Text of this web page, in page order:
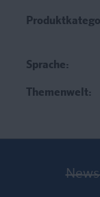
Sprache:
Themenwelt: